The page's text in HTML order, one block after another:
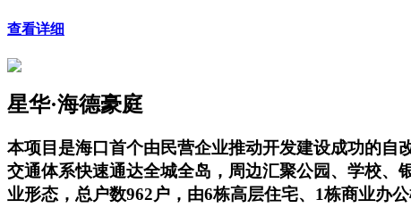
查看详细
星华·海德豪庭
本项目是海口首个由民营企业推动开发建设成功的
交通体系快速通达全城全岛，周边汇聚公园、学校、
业形态，总户数962户，由6栋高层住宅、1栋商业办